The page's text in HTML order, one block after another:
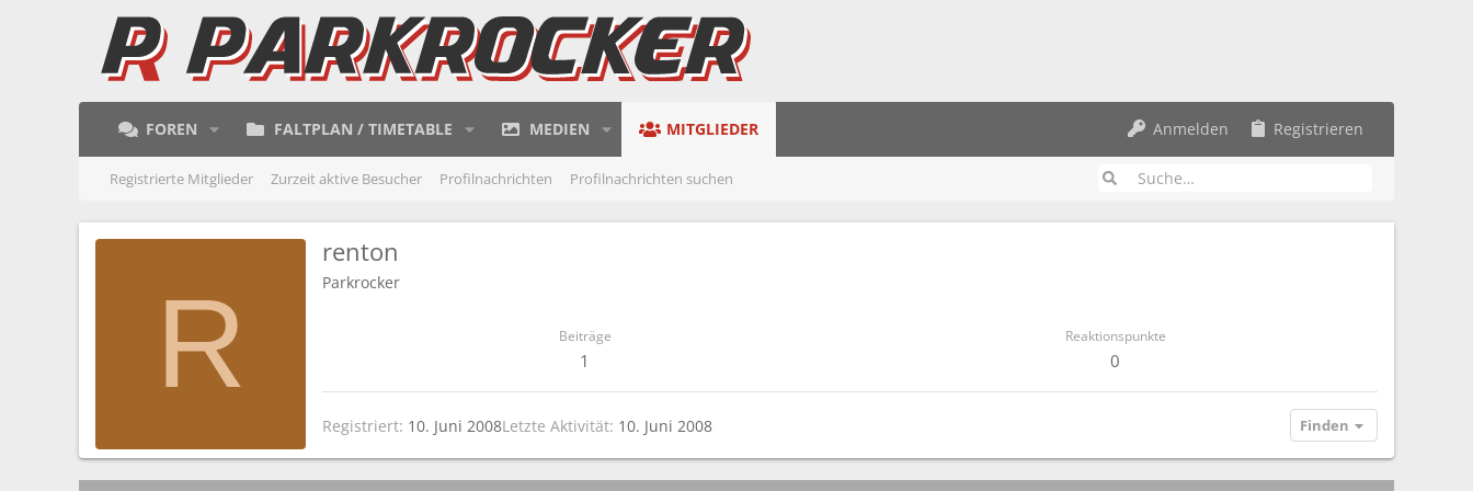
FOREN FALTPLAN / TIMETABLE MEDIEN MITGLIEDER Anmelden Registrieren
Registrierte Mitglieder Zurzeit aktive Besucher Profilnachrichten Profilnachrichten suchen
R
renton
Parkrocker
Beiträge
1
Reaktionspunkte
0
Registriert 10. Juni 2008Letzte Aktivität 10. Juni 2008 Finden